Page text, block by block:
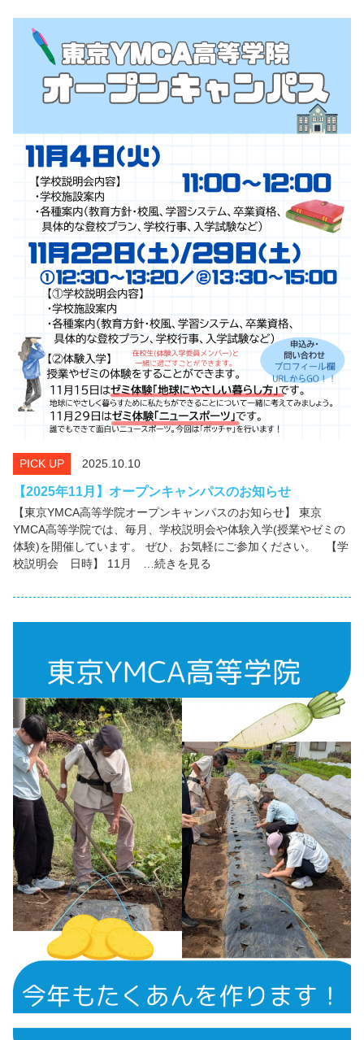
PICK UP 2025.10.10
【2025年11月】オープンキャンパスのお知らせ
【東京YMCA高等学院オープンキャンパスのお知らせ】 東京
YMCA高等学院では、毎月、学校説明会や体験入学(授業やゼミの
体験)を開催しています。 ぜひ、お気軽にご参加ください。 【学
校説明会 日時】 11月 …続きを見る